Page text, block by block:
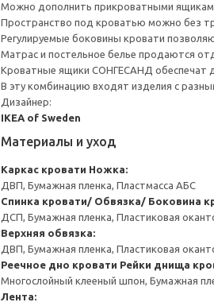
Можно дополнить прикроватными
Пространство под кроватью можно без
Регулируемые боковины кровати
Матрас и постельное белье продаются
Кроватные ящики СОНГЕСАНД обеспечат
В эту комбинацию входят изделия с
Дизайнер:
IKEA of Sweden
Материалы и уход
Каркас кровати Ножка:
ДВП, Бумажная пленка, Пластмасса АБС
Спинка кровати/ Обвязка/ Боковина
ДСП, Бумажная пленка, Пластиковая
Верхняя обвязка:
ДВП, Бумажная пленка, Пластиковая
Реечное дно кровати Рейки днища
Многослойный клееный шпон, Бумажная
Лента: